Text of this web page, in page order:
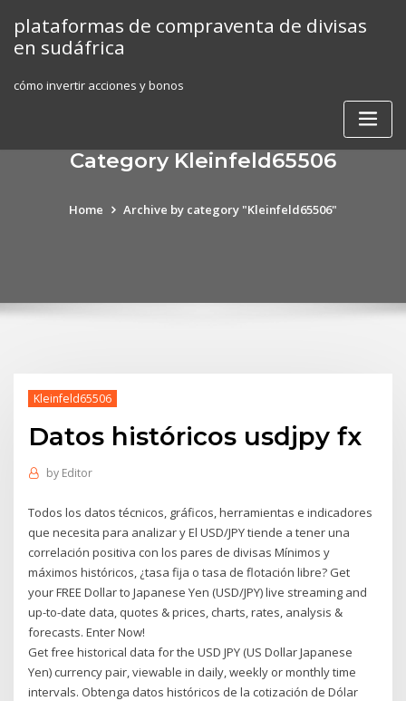
content
plataformas de compraventa de divisas
en sudáfrica
cómo invertir acciones y bonos
Category Kleinfeld65506
Home Archive by category "Kleinfeld65506"
Kleinfeld65506
Datos históricos usdjpy fx
by Editor
Todos los datos técnicos, gráficos, herramientas e indicadores
que necesita para analizar y El USD/JPY tiende a tener una
correlación positiva con los pares de divisas Mínimos y
máximos históricos, ¿tasa fija o tasa de flotación libre? Get
your FREE Dollar to Japanese Yen (USD/JPY) live streaming and
up-to-date data, quotes & prices, charts, rates, analysis &
forecasts. Enter Now!
Get free historical data for the USD JPY (US Dollar Japanese
Yen) currency pair, viewable in daily, weekly or monthly time
intervals. Obtenga datos históricos de la cotización de Dólar